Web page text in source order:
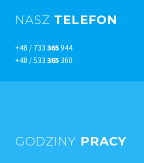
NASZ TELEFON
+48 / 733 365944
+48 / 533 365360
GODZINY PRACY